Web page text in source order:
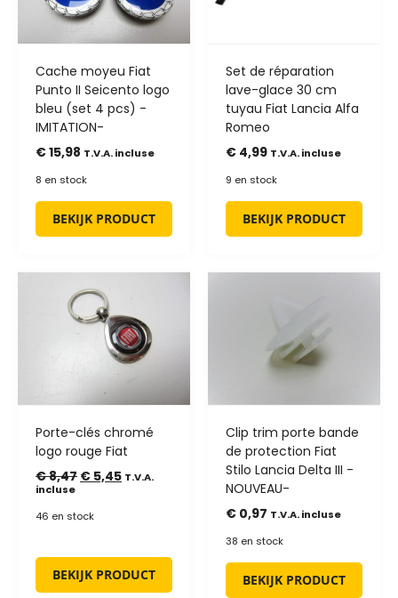
Cache moyeu Fiat
Punto II Seicento logo
bleu (set 4 pcs) -
IMITATION-
€15,98 T.V.A. incluse
8 en stock
BEKIJK PRODUCT
Set de réparation
lave-glace 30 cm
tuyau Fiat Lancia Alfa
Romeo
€ 4,99 T.V.A. incluse
9 en stock
BEKIJK PRODUCT
Porte-clés chromé
logo rouge Fiat
€8,47 € 5,45 T.V.A.
incluse
46 en stock
BEKIJK PRODUCT
Clip trim porte bande
de protection Fiat
Stilo Lancia Delta III -
NOUVEAU-
€ 0,97 T.V.A. incluse
38 en stock
BEKIJK PRODUCT